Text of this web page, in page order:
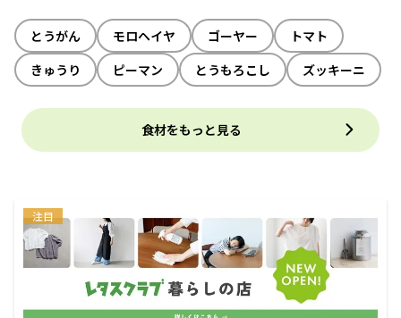
とうがん モロヘイヤ ゴーヤー
トマト
きゅうり
ピーマン とうもろこし ズッキーニ
食材をもっと見る
注目